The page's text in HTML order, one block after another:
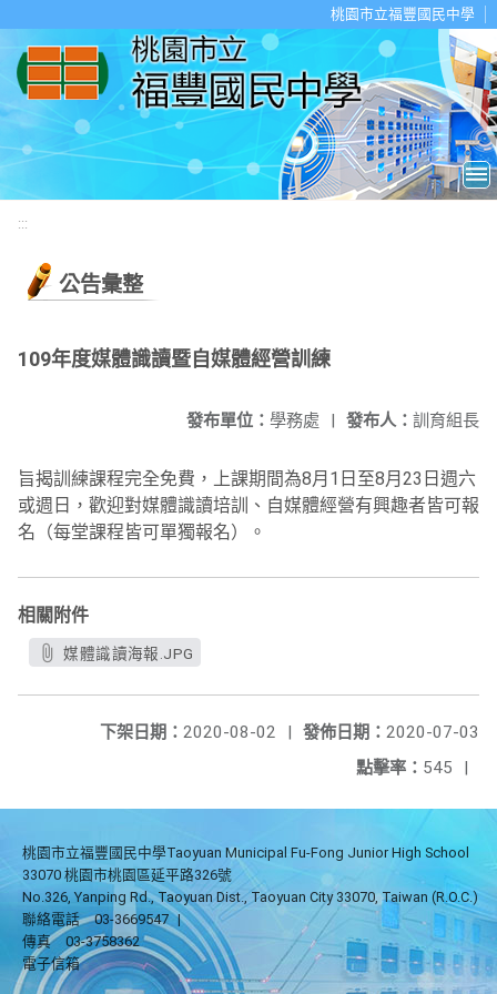
桃園市立福豐國民中學
:::
公告彙整
109年度媒體識讀暨自媒體經營訓練
發布人： 訓育組長
發布單位： 學務處 |
旨揭訓練課程完全免費，上課期間為8月1日至8月23日週六
或週日，歡迎對媒體識讀培訓、自媒體經營有興趣者皆可報
名（每堂課程皆可單獨報名）。
相關附件
媒體識讀海報.JPG
發佈日期： 2020-07-03
下架日期： 2020-08-02
|
點擊率： 545 |
桃園市立福豐國民中學Taoyuan Municipal Fu-Fong Junior High School
33070 桃園市桃園區延平路326號
No.326, Yanping Rd., Taoyuan Dist., Taoyuan City 33070, Taiwan (R.O.C.)
聯絡電話
03-3669547 |
傳真
03-3758362
電子信箱